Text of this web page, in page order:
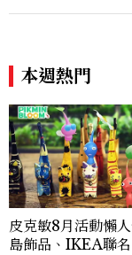
本週熱門
皮克敏8月活動懶
島飾品、IKEA聯